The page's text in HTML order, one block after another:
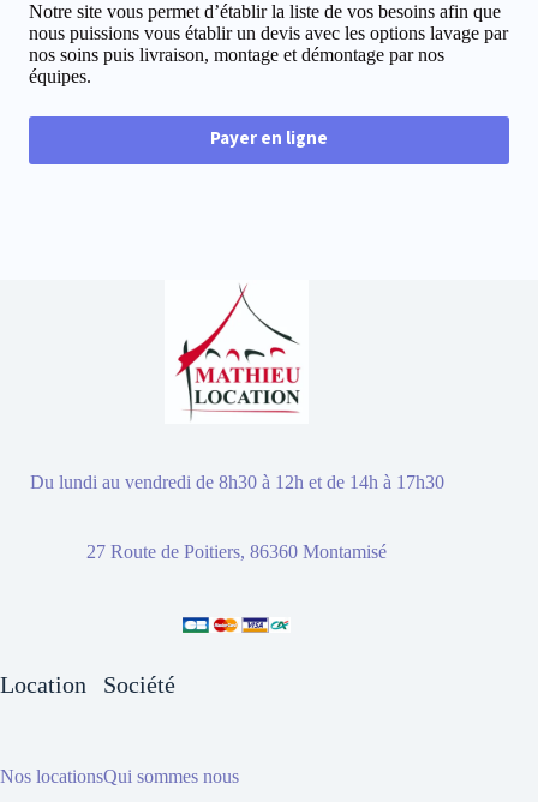
Notre site vous permet d’établir la liste de vos besoins afin que
nous puissions vous établir un devis avec les options lavage par
nos soins puis livraison, montage et démontage par nos
équipes.
Payer en ligne
Du lundi au vendredi de 8h30 à 12h et de 14h à 17h30
27 Route de Poitiers, 86360 Montamisé
Location
Nos locations
Société
Qui sommes nous